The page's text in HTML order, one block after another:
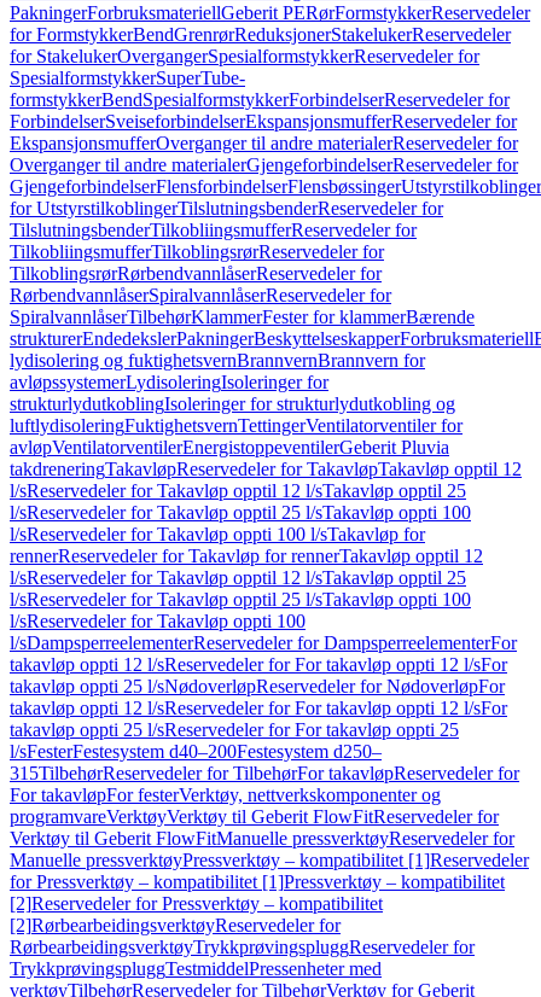
PakningerForbruksmateriellGeberit PERørFormstykkerReservedeler
for FormstykkerBendGrenrørReduksjonerStakelukerReservedeler
for StakelukerOvergangerSpesialformstykkerReservedeler for
SpesialformstykkerSuperTube-
formstykkerBendSpesialformstykkerForbindelserReservedeler for
ForbindelserSveiseforbindelserEkspansjonsmufferReservedeler for
EkspansjonsmufferOverganger til andre materialerReservedeler for
Overganger til andre materialerGjengeforbindelserReservedeler for
GjengeforbindelserFlensforbindelserFlensbøssingerUtstyrstilkoblinger
for UtstyrstilkoblingerTilslutningsbenderReservedeler for
TilslutningsbenderTilkobliingsmufferReservedeler for
TilkobliingsmufferTilkoblingsrørReservedeler for
TilkoblingsrørRørbendvannlåserReservedeler for
RørbendvannlåserSpiralvannlåserReservedeler for
SpiralvannlåserTilbehørKlammerFester for klammerBærende
strukturerEndedekslerPakningerBeskyttelseskapperForbruksmateriell
lydisolering og fuktighetsvernBrannvernBrannvern for
avløpssystemerLydisoleringIsoleringer for
strukturlydutkoblingIsoleringer for strukturlydutkobling og
luftlydisoleringFuktighetsvernTettingerVentilatorventiler for
avløpVentilatorventilerEnergistoppeventilerGeberit Pluvia
takdreneringTakavløpReservedeler for TakavløpTakavløp opptil 12
l/sReservedeler for Takavløp opptil 12 l/sTakavløp opptil 25
l/sReservedeler for Takavløp opptil 25 l/sTakavløp oppti 100
l/sReservedeler for Takavløp oppti 100 l/sTakavløp for
rennerReservedeler for Takavløp for rennerTakavløp opptil 12
l/sReservedeler for Takavløp opptil 12 l/sTakavløp opptil 25
l/sReservedeler for Takavløp opptil 25 l/sTakavløp oppti 100
l/sReservedeler for Takavløp oppti 100
l/sDampsperreelementerReservedeler for DampsperreelementerFor
takavløp oppti 12 l/sReservedeler for For takavløp oppti 12 l/sFor
takavløp oppti 25 l/sNødoverløpReservedeler for NødoverløpFor
takavløp oppti 12 l/sReservedeler for For takavløp oppti 12 l/sFor
takavløp oppti 25 l/sReservedeler for For takavløp oppti 25
l/sFesterFestesystem d40–200Festesystem d250–
315TilbehørReservedeler for TilbehørFor takavløpReservedeler for
For takavløpFor festerVerktøy, nettverkskomponenter og
programvareVerktøyVerktøy til Geberit FlowFitReservedeler for
Verktøy til Geberit FlowFitManuelle pressverktøyReservedeler for
Manuelle pressverktøyPressverktøy – kompatibilitet [1]Reservedeler
for Pressverktøy – kompatibilitet [1]Pressverktøy – kompatibilitet
[2]Reservedeler for Pressverktøy – kompatibilitet
[2]RørbearbeidingsverktøyReservedeler for
RørbearbeidingsverktøyTrykkprøvingspluggReservedeler for
TrykkprøvingspluggTestmiddelPressenheter med
verktøyTilbehørReservedeler for TilbehørVerktøy for Geberit